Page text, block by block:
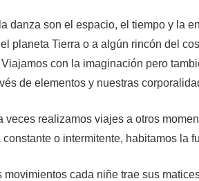
danza son el espacio, el tiempo y la
planeta Tierra o a algún rincón del
con la imaginación pero
de elementos y nuestras
veces realizamos viajes a otros
o intermitente, habitamos la
movimientos cada niñe trae sus